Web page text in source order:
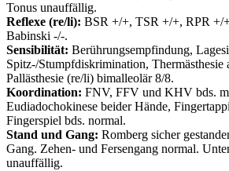
Tonus unauffällig.
Reflexe (re/li): BSR +/+, TSR +/+, RPR +/
Babinski -/-.
Sensibilität: Berührungsempfindung,
Spitz-/Stumpfdiskrimination,
Pallästhesie (re/li) bimalleolär 8/8.
Koordination: FNV, FFV und KHV bds.
Eudiadochokinese beider Hände,
Fingerspiel bds. normal.
Stand und Gang: Romberg sicher
Gang. Zehen- und Fersengang normal.
unauffällig.